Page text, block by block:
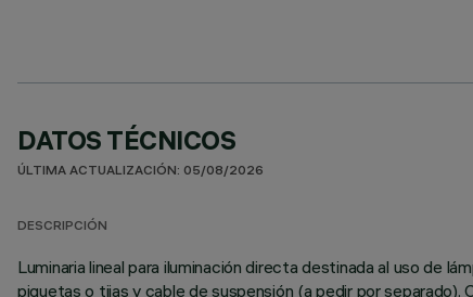
DATOS TÉCNICOS
ÚLTIMA ACTUALIZACIÓN: 05/08/2026
DESCRIPCIÓN
Luminaria lineal para iluminación directa destinada al uso de
piquetas o tijas y cable de suspensión (a pedir por